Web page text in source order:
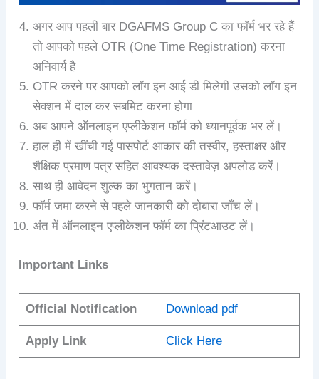
अगर आप पहली बार DGAFMS Group C का फॉर्म भर रहे हैं
तो आपको पहले OTR (One Time Registration) करना
अनिवार्य है
OTR करने पर आपको लॉग इन आई डी मिलेगी उसको लॉग इन
सेक्शन में दाल कर सबमिट करना होगा
अब आपने ऑनलाइन एप्लीकेशन फॉर्म को ध्यानपूर्वक भर लें।
हाल ही में खींची गई पासपोर्ट आकार की तस्वीर, हस्ताक्षर और
शैक्षिक प्रमाण पत्र सहित आवश्यक दस्तावेज़ अपलोड करें।
साथ ही आवेदन शुल्क का भुगतान करें।
फॉर्म जमा करने से पहले जानकारी को दोबारा जाँच लें।
अंत में ऑनलाइन एप्लीकेशन फॉर्म का प्रिंटआउट लें।
Important Links
Official Notification Download pdf
Apply Link Click Here